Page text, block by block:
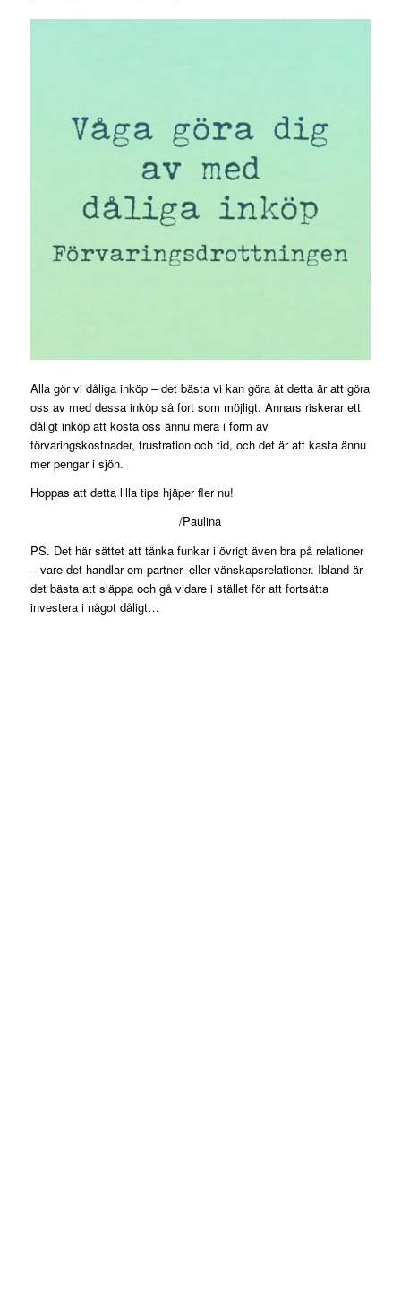
Alla gör vi dåliga inköp – det bästa vi kan göra åt detta är att göra
oss av med dessa inköp så fort som möjligt. Annars riskerar ett
dåligt inköp att kosta oss ännu mera i form av
förvaringskostnader, frustration och tid, och det är att kasta ännu
mer pengar i sjön.
Hoppas att detta lilla tips hjäper fler nu!
/Paulina
PS. Det här sättet att tänka funkar i övrigt även bra på relationer
– vare det handlar om partner- eller vänskapsrelationer. Ibland är
det bästa att släppa och gå vidare i stället för att fortsätta
investera i något dåligt…